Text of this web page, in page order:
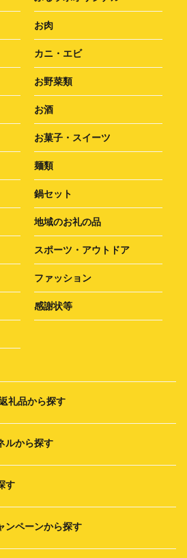
お肉
カニ・エビ
お野菜類
お酒
お菓子・スイーツ
麺類
鍋セット
地域のお礼の品
スポーツ・アウトドア
ファッション
感謝状等
礼品から探す
ルから探す
す
ンペーンから探す